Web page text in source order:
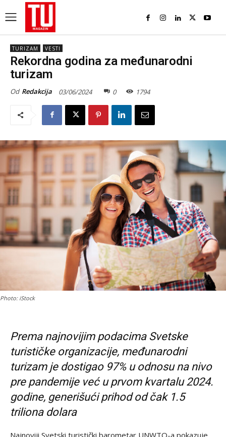
TURIZAM VESTI
Rekordna godina za međunarodni
turizam
Od Redakcija 03/06/2024 0 1794
Photo: iStock
Prema najnovijim podacima Svetske
turističke organizacije, međunarodni
turizam je dostigao 97% u odnosu na nivo
pre pandemije već u prvom kvartalu 2024.
godine, generišući prihod od čak 1.5
triliona dolara